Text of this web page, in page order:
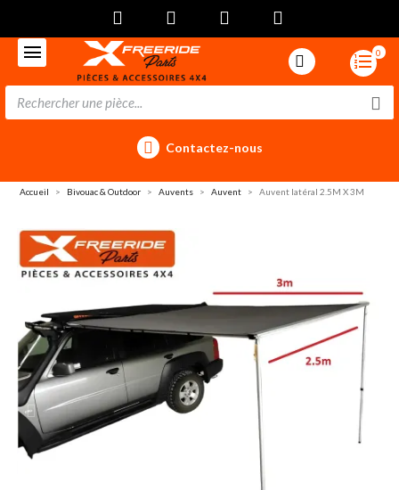
0
Contactez-nous
Accueil Bivouac & Outdoor Auvents Auvent Auvent latéral 2.5M X 3M